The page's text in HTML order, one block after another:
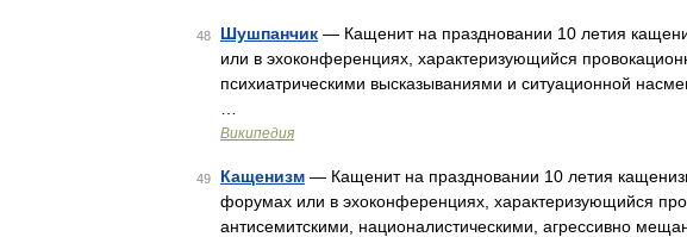
48 Шушпанчик — Кащенит на праздновании 10 летия
или в эхоконференциях, характеризующийся
психиатрическими высказываниями и ситуационной
Википедия
49 Кащенизм — Кащенит на праздновании 10 летия
форумах или в эхоконференциях, характеризующийся
антисемитскими, националистическими, агрессивно